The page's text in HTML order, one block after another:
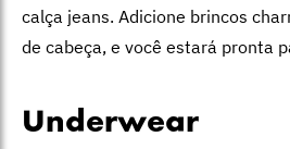
calça jeans. Adicione brincos
de cabeça, e você estará pronta
Underwear